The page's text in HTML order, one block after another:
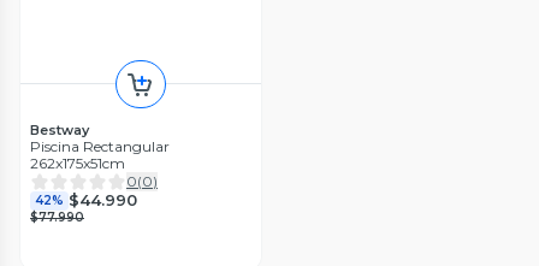
Bestway
Piscina Rectangular
262x175x51cm
0(0)
42% $44.990
$77.990